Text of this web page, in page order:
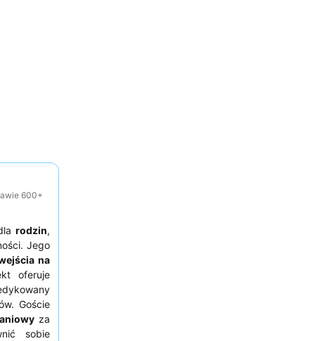
600+
rodzin,
Jego
na
oferuje
Goście
za
sobie